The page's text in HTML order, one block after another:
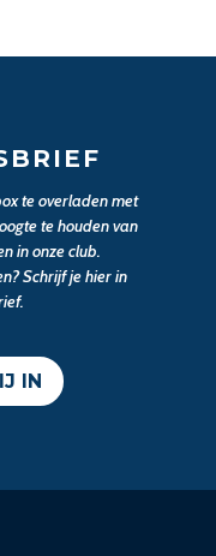
te overladen met
te houden van
in onze club.
Schrijf je hier in
IN